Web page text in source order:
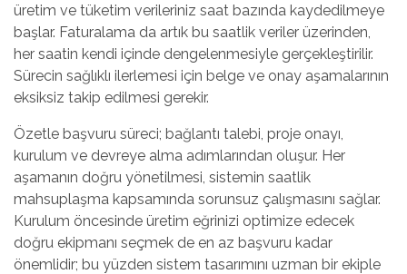
üretim ve tüketim verileriniz saat bazında kaydedilmeye
başlar. Faturalama da artık bu saatlik veriler üzerinden,
her saatin kendi içinde dengelenmesiyle gerçekleştirilir.
Sürecin sağlıklı ilerlemesi için belge ve onay aşamalarının
eksiksiz takip edilmesi gerekir.
Özetle başvuru süreci; bağlantı talebi, proje onayı,
kurulum ve devreye alma adımlarından oluşur. Her
aşamanın doğru yönetilmesi, sistemin saatlik
mahsuplaşma kapsamında sorunsuz çalışmasını sağlar.
Kurulum öncesinde üretim eğrinizi optimize edecek
doğru ekipmanı seçmek de en az başvuru kadar
önemlidir; bu yüzden sistem tasarımını uzman bir ekiple